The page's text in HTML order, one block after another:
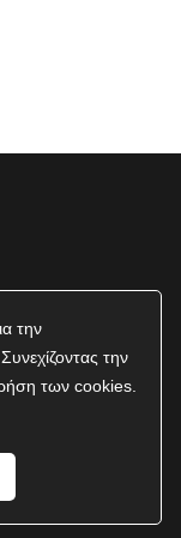
την
την
των cookies.